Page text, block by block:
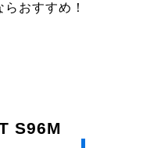
おすすめ！
S96M